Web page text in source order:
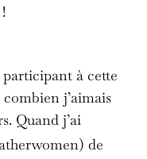
participant à cette
j’aimais
Quand j’ai
de